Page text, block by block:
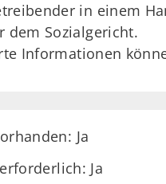
in einem
dem Sozialgericht.
Informationen
Ja
Ja